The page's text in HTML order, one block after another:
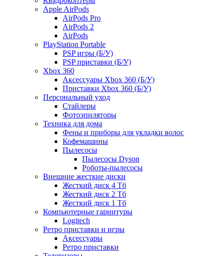
Apple AirPods
AirPods Pro
AirPods 2
AirPods
PlayStation Portable
PSP игры (Б/У)
PSP приставки (Б/У)
Xbox 360
Аксессуары Xbox 360 (Б/У)
Приставки Xbox 360 (Б/У)
Персональный уход
Стайлеры
Фотоэпиляторы
Техника для дома
Фены и приборы для укладки волос
Кофемашины
Пылесосы
Пылесосы Dyson
Роботы-пылесосы
Внешние жесткие диски
Жесткий диск 4 Тб
Жесткий диск 2 Тб
Жесткий диск 1 Тб
Компьютерные гарнитуры
Logitech
Ретро приставки и игры
Аксессуары
Ретро приставки